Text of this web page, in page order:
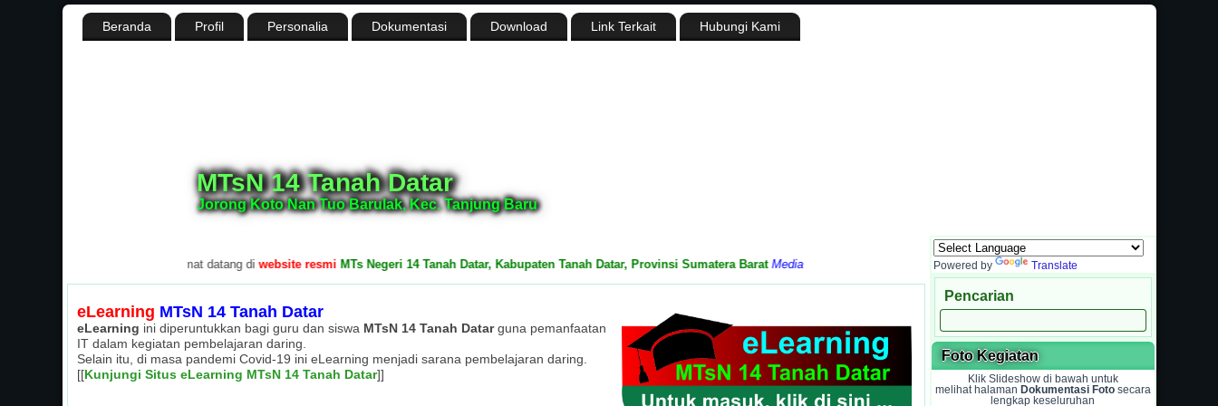
MTsN 14 Tanah Datar
Jorong Koto Nan Tuo Barulak, Kec. Tanjung Baru
Beranda Profil Personalia Dokumentasi Download Link Terkait Hubungi Kami
Selamat datang diwebsite resmi MTs Negeri 14 Tanah Datar, Kabupaten Tanah Datar, Provinsi Sumatera Barat Media Informasi dan Sarana Komunikasi Antara Sekolah dengan Masyarakat
eLearning MTsN 14 Tanah Datar
eLearning ini diperuntukkan bagi guru dan siswa MTsN 14 Tanah Datarguna pemanfaatan
IT dalam kegiatan pembelajaran daring.
Selain itu, di masa pandemi Covid-19 ini eLearning menjadi sarana pembelajaran daring.
[[Kunjungi Situs eLearning MTsN 14 Tanah Datar]]
Powered by Translate
Pencarian
Foto Kegiatan
Klik Slideshow di bawah untuk
melihat halaman Dokumentasi Fotosecara
lengkap keseluruhan